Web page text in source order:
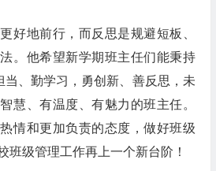
好地前行，而反思是规避短板、
。他希望新学期班主任们能秉持
当、勤学习，勇创新、善反思，未
慧、有温度、有魅力的班主任。
情和更加负责的态度，做好班级
班级管理工作再上一个新台阶！